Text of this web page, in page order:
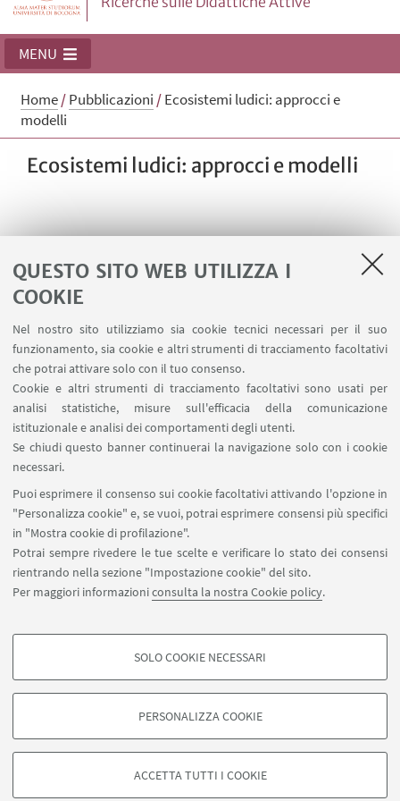
QUESTO SITO WEB UTILIZZA I
COOKIE
Nel nostro sito utilizziamo sia cookie tecnici necessari per il suo
funzionamento, sia cookie e altri strumenti di tracciamento facoltativi
che potrai attivare solo con il tuo consenso.
Cookie e altri strumenti di tracciamento facoltativi sono usati per
analisi statistiche, misure sull'efficacia della comunicazione
istituzionale e analisi dei comportamenti degli utenti.
Se chiudi questo banner continuerai la navigazione solo con i cookie
necessari.
Puoi esprimere il consenso sui cookie facoltativi attivando l'opzione in
"Personalizza cookie" e, se vuoi, potrai esprimere consensi più specifici
in "Mostra cookie di profilazione".
Potrai sempre rivedere le tue scelte e verificare lo stato dei consensi
rientrando nella sezione "Impostazione cookie" del sito.
Per maggiori informazioniconsulta la nostra Cookie policy.
COOKIE DI PROFILAZIONE - FACOLTATIVI
degli utenti, creare profili in base al loro comportamento sul sito, per analisi
di marketing.
SOLO COOKIE NECESSARI
PERSONALIZZA COOKIE
ACCETTA TUTTI I COOKIE
MENU
Home/Pubblicazioni /Ecosistemi ludici: approcci e
modelli
Ecosistemi ludici: approcci e modelli
Approcci ludici e apprendimento
esperienziale
Gioco, genere e inclusione per
educare alla cittadinanza
Gioco, media digitali e culture
videoludiche
Bologna - Via Zamboni, 33 - 40126 Bologna - PI: 01131710376 -
CF: 80007010376 -Privacy-Note legali-Impostazioni Cookie